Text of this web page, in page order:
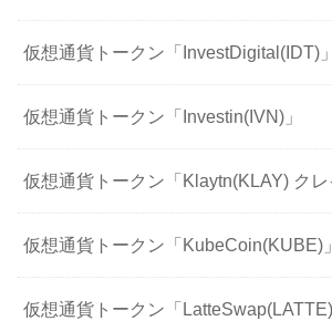
仮想通貨トークン「InvestDigital(IDT)」
仮想通貨トークン「Investin(IVN)」
仮想通貨トークン「Klaytn(KLAY) クレ
仮想通貨トークン「KubeCoin(KUBE)」
仮想通貨トークン「